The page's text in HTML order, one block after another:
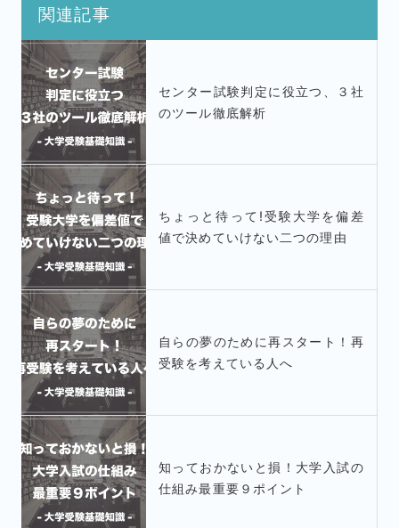
関連記事
センター試験判定に役立つ、３社
のツール徹底解析
ちょっと待って!受験大学を偏差
値で決めていけない二つの理由
自らの夢のために再スタート！再
受験を考えている人へ
知っておかないと損！大学入試の
仕組み最重要９ポイント